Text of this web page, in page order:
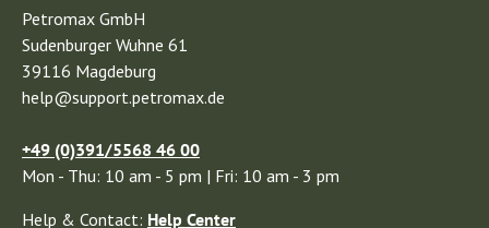
Petromax GmbH
Sudenburger Wuhne 61
39116 Magdeburg
help@support.petromax.de
+49 (0)391/5568 46 00
Mon - Thu: 10 am - 5 pm | Fri: 10 am - 3 pm
Help & Contact: Help Center